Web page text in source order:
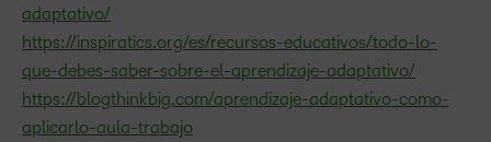
adaptativo/
https://inspiratics.org/es/recursos-educativos/todo-lo-
que-debes-saber-sobre-el-aprendizaje-adaptativo/
https://blogthinkbig.com/aprendizaje-adaptativo-como-
aplicarlo-aula-trabajo